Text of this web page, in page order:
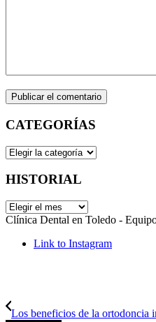
CATEGORÍAS
CATEGORÍAS
HISTORIAL
HISTORIAL
Clínica Dental en Toledo -
Link to Instagram
Los beneficios de la ortodoncia